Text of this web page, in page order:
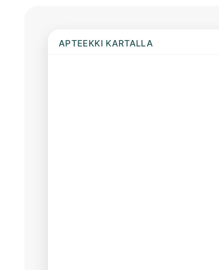
APTEEKKI KARTALLA